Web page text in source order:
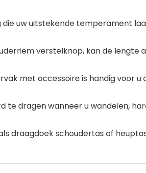
uw uitstekende temperament
verstelknop, kan de
met accessoire is handig voor
dragen wanneer u wandelen,
draagdoek schoudertas of